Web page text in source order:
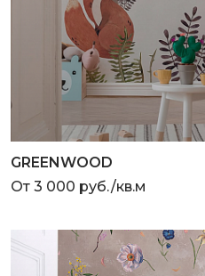
GREENWOOD
От 3 000 руб./кв.м